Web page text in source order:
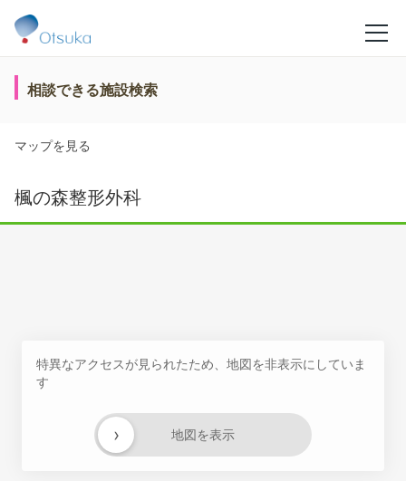
相談できる施設検索
マップを見る
楓の森整形外科
特異なアクセスが見られたため、地図を非表示にしていま
す
地図を表示
›